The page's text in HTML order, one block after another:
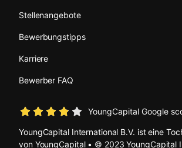
Stellenangebote
Bewerbungstipps
Karriere
Bewerber FAQ
YoungCapital Google
YoungCapital International B.V. ist eine
von YoungCapital • © 2023 YoungCapital